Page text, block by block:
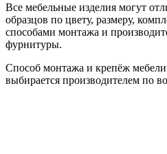
Все мебельные изделия могут
образцов по цвету, размеру,
способами монтажа и
фурнитуры.
Способ монтажа и крепёж
выбирается производителем по